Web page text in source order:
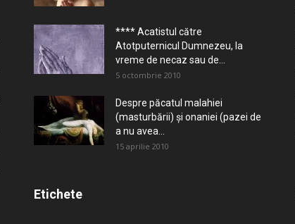
**** Acatistul către
Atotputernicul Dumnezeu, la
vreme de necaz sau de...
5 octombrie 2010
Despre păcatul malahiei
(masturbării) şi onaniei (pazei de
a nu avea...
15 aprilie 2010
Etichete